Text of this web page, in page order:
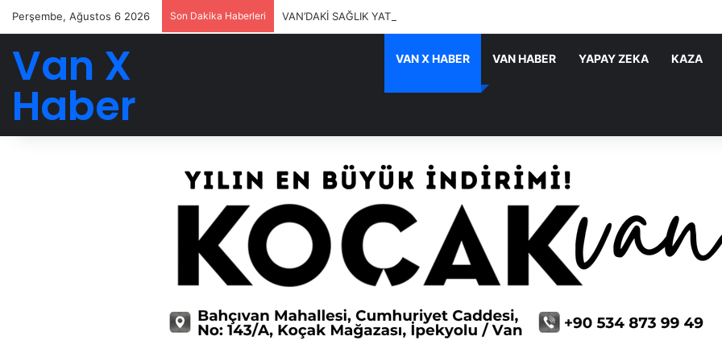
Perşembe, Ağustos 6 2026 Son Dakika Haberleri VAN’DAKİ SAĞLIK YATIRIMLARI SÜRÜYOR
Van X
Haber
VAN X HABER VAN HABER YAPAY ZEKA KAZA